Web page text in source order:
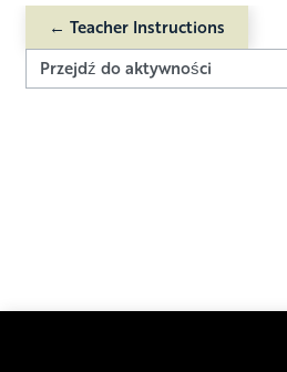
← Teacher Instructions
Przejdź do aktywności